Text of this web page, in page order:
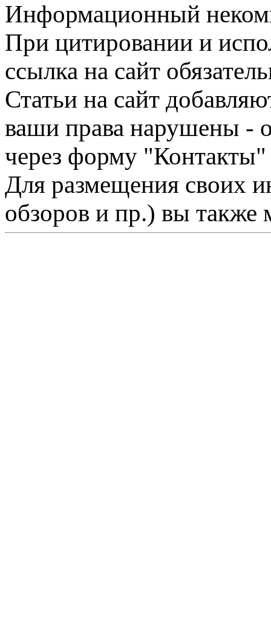
Информационный
При цитировании и
ссылка на сайт
Статьи на сайт
ваши права нарушены -
через форму "Контакты"
Для размещения своих
обзоров и пр.) вы также